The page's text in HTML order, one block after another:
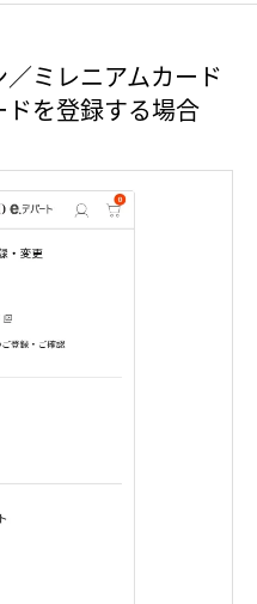
ミレニアムカード
を登録する場合